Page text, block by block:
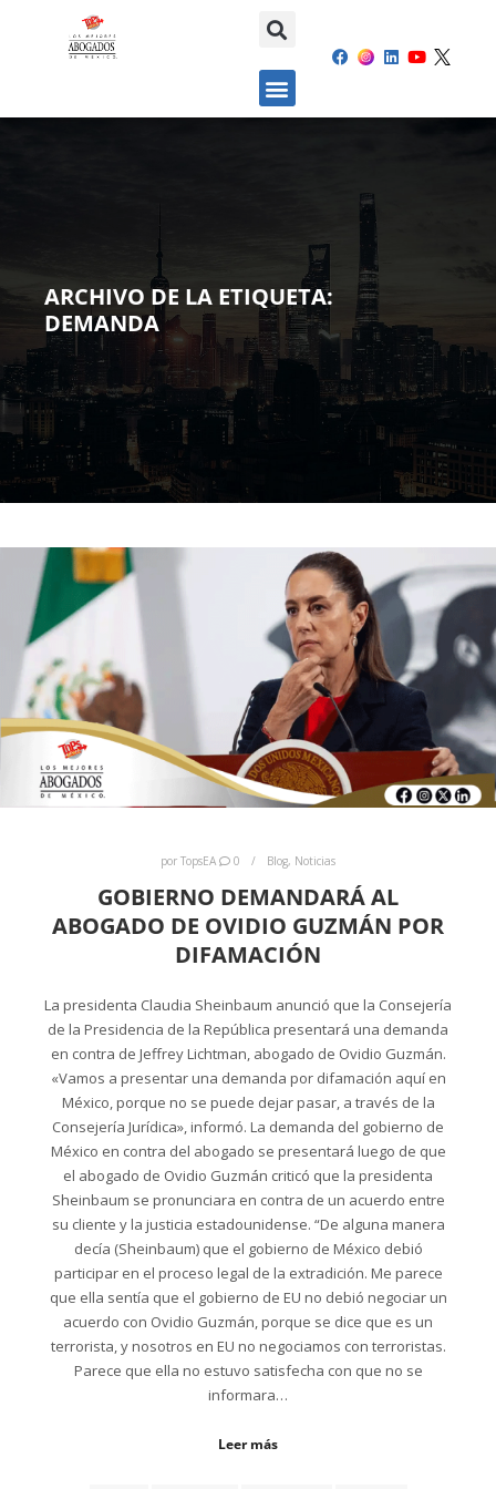
ARCHIVO DE LA ETIQUETA:
DEMANDA
por TopsEA 0 Blog, Noticias
GOBIERNO DEMANDARÁ AL
ABOGADO DE OVIDIO GUZMÁN POR
DIFAMACIÓN
La presidenta Claudia Sheinbaum anunció que la Consejería
de la Presidencia de la República presentará una demanda
en contra de Jeffrey Lichtman, abogado de Ovidio Guzmán.
«Vamos a presentar una demanda por difamación aquí en
México, porque no se puede dejar pasar, a través de la
Consejería Jurídica», informó. La demanda del gobierno de
México en contra del abogado se presentará luego de que
el abogado de Ovidio Guzmán criticó que la presidenta
Sheinbaum se pronunciara en contra de un acuerdo entre
su cliente y la justicia estadounidense. “De alguna manera
decía (Sheinbaum) que el gobierno de México debió
participar en el proceso legal de la extradición. Me parece
que ella sentía que el gobierno de EU no debió negociar un
acuerdo con Ovidio Guzmán, porque se dice que es un
terrorista, y nosotros en EU no negociamos con terroristas.
Parece que ella no estuvo satisfecha con que no se
informara…
Leer más